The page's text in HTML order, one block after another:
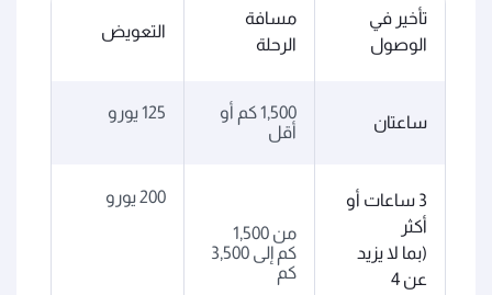
تأخير في
الوصول
مسافة
الرحلة
التعويض
ساعتان
1,500 كم أو
أقل
125 يورو
3 ساعات أو
أكثر
(بما لا يزيد
عن 4
من 1,500
كم إلى 3,500
كم
200 يورو